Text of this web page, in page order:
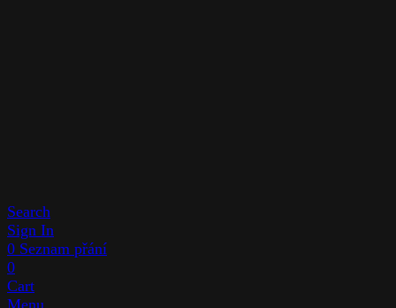
Search
Sign In
0 Seznam přání
0
Cart
Menu